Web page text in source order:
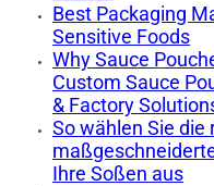
Best Packaging
Sensitive Foods
Why Sauce
Custom Sauce
& Factory
So wählen Sie die
Ihre Soßen aus